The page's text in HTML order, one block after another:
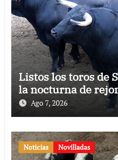
Listos los toros de
la nocturna de
Ago 7, 2026
Noticias Novilladas